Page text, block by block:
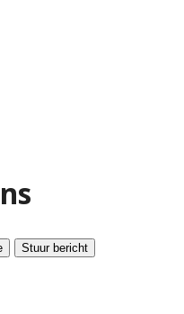
Stuur bericht